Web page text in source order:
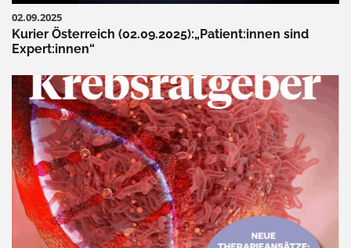
02.09.2025
Kurier Österreich (02.09.2025):„Patient:innen sind
Expert:innen“